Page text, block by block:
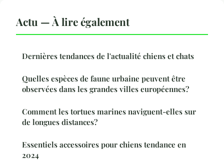
Actu — À lire également
Dernières tendances de l'actualité chiens et chats
Quelles espèces de faune urbaine peuvent être
observées dans les grandes villes européennes?
Comment les tortues marines naviguent-elles sur
de longues distances?
Essentiels accessoires pour chiens tendance en
2024